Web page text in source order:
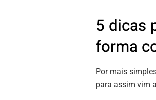
5 dicas
forma
Por mais
para assim vim